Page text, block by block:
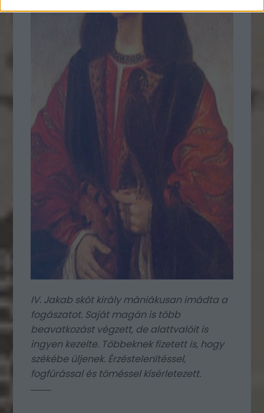
IV. Jakab skót király mániákusan imádta a
fogászatot. Saját magán is több
beavatkozást végzett, de alattvalóit is
ingyen kezelte. Többeknek fizetett is, hogy
székébe üljenek. Érzéstelenítéssel,
fogfúrással és töméssel kísérletezett.